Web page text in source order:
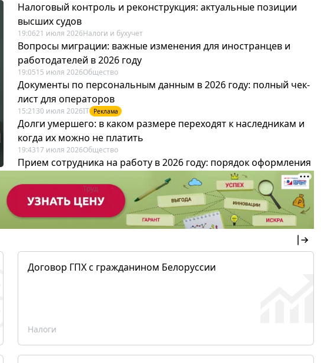
Налоговый контроль и реконструкция: актуальные позиции
высших судов
19:0621 июля 2026Налоги и бухучет
Вопросы миграции: важные изменения для иностранцев и
работодателей в 2026 году
19:0515 июля 2026Общество
Документы по персональным данным в 2026 году: полный чек-
лист для операторов
15:21 30 июля 2026IT Реклама
Долги умершего: в каком размере переходят к наследникам и
когда их можно не платить
19:4317 июля 2026Общество
Прием сотрудника на работу в 2026 году: порядок оформления
12:28 Труд Реклама
Договор ГПХ с гражданином Белоруссии
Налоги